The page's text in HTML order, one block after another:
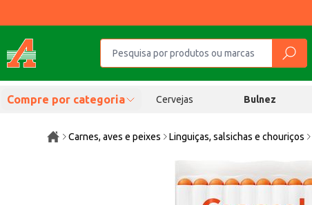
Compre por categoria Cervejas Bulnez
Carnes, aves e peixes Linguiças, salsichas e chouriços